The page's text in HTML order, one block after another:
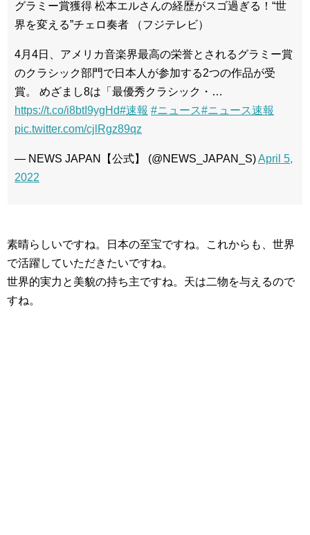
グラミー賞獲得 松本エルさんの経歴がスゴ過ぎる！“世
界を変える”チェロ奏者 （フジテレビ）
4月4日、アメリカ音楽界最高の栄誉とされるグラミー賞
のクラシック部門で日本人が参加する2つの作品が受
賞。 めざまし8は「最優秀クラシック・…
https://t.co/i8btI9ygHd#速報 #ニュース#ニュース速報
pic.twitter.com/cjlRgz89qz
— NEWS JAPAN【公式】 (@NEWS_JAPAN_S)April 5,
2022
素晴らしいですね。日本の至宝ですね。これからも、世界
で活躍していただきたいですね。
世界的実力と美貌の持ち主ですね。天は二物を与えるので
すね。